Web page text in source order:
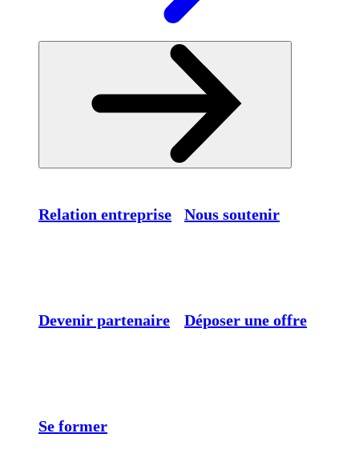
Relation entreprise Nous soutenir
Devenir partenaire Déposer une offre
Se former